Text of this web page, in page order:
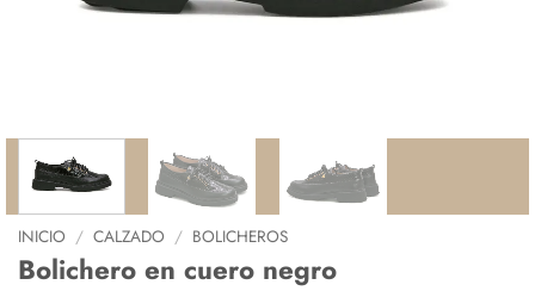
INICIO / CALZADO / BOLICHEROS
Bolichero en cuero negro